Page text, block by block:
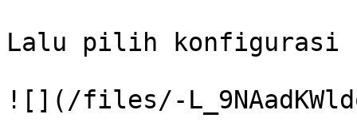
Lalu pilih konfigurasi
![](/files/-